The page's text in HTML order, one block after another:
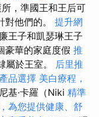
，準國王和王后可
對他們的。 提升網
王子和凱瑟琳王子
豪華的家庭度假 推
屬於王室。 后里推
品選擇 美白療程，
基·卡羅（Niki 精準
為您提供健康、舒